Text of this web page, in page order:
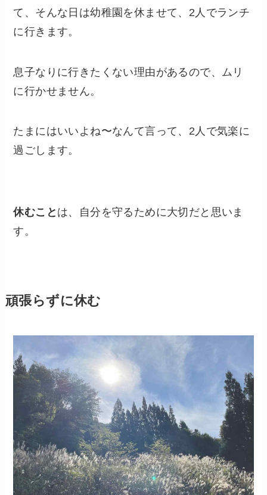
て、そんな日は幼稚園を休ませて、2人でランチ
に行きます。
息子なりに行きたくない理由があるので、ムリ
に行かせません。
たまにはいいよね〜なんて言って、2人で気楽に
過ごします。
休むこと は、自分を守るために大切だと思いま
す。
頑張らずに休む